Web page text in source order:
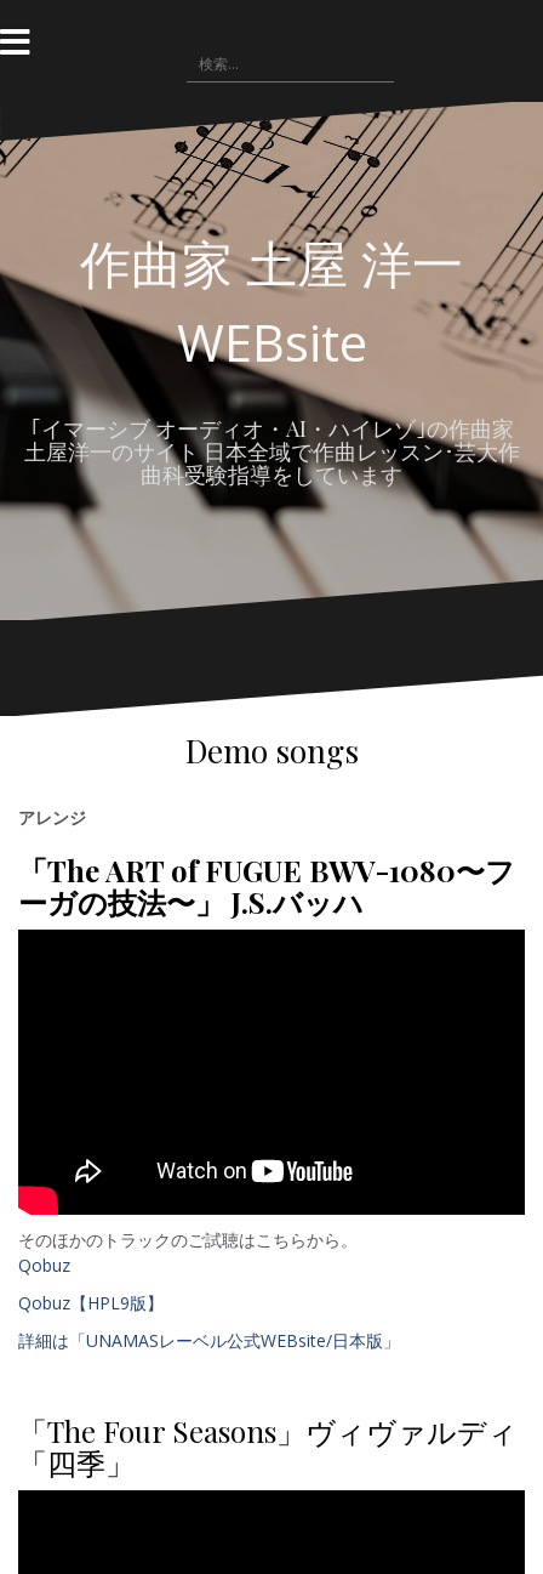
ン
へ
ス
検
索
作曲家 土屋 洋一
WEBsite
｢イマーシブ オーディオ・AI・ハイレゾ｣の作曲家
土屋洋一のサイト 日本全域で作曲レッスン･芸大作
曲科受験指導をしています
Demo songs
アレンジ
「The ART of FUGUE BWV-1080〜フ
ーガの技法〜」 J.S.バッハ
そのほかのトラックのご試聴はこちらから。
Qobuz
Qobuz【HPL9版】
詳細は「UNAMASレーベル公式WEBsite/日本版」
「The Four Seasons」ヴィヴァルディ
「四季」